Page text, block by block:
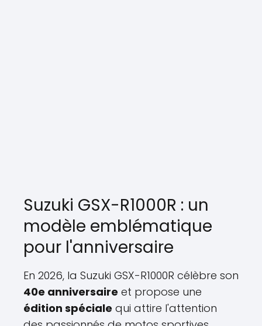
Suzuki GSX-R1000R : un
modèle emblématique
pour l'anniversaire
En 2026, la Suzuki GSX-R1000R célèbre son
40e anniversaire et propose une
édition spéciale qui attire l'attention